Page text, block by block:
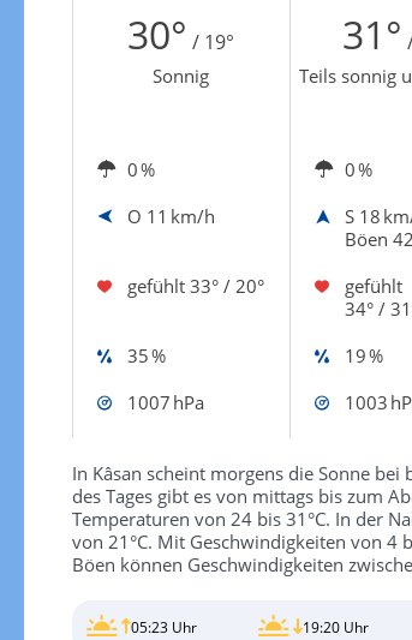
30° / 19° 31°
Sonnig Teils sonnig
0 % 0 %
O 11 km/h S 18
Böen
gefühlt 33° / 20°
gefühlt
34° /
35 %
19 %
1007 hPa
1003
In Kâsan scheint morgens die Sonne
des Tages gibt es von mittags bis zum
Temperaturen von 24 bis 31°C. In der
von 21°C. Mit Geschwindigkeiten von 4
Böen können Geschwindigkeiten
05:23 Uhr 19:20 Uhr